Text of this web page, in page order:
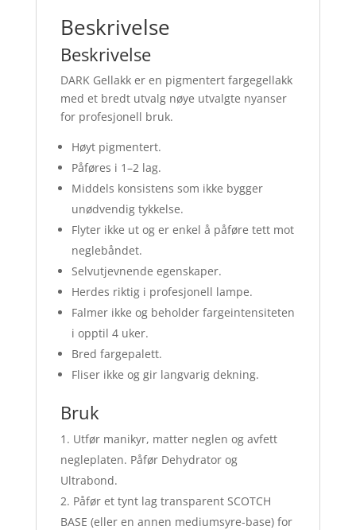
Beskrivelse
Beskrivelse
DARK Gellakk er en pigmentert fargegellakk
med et bredt utvalg nøye utvalgte nyanser
for profesjonell bruk.
Høyt pigmentert.
Påføres i 1–2 lag.
Middels konsistens som ikke bygger
unødvendig tykkelse.
Flyter ikke ut og er enkel å påføre tett mot
neglebåndet.
Selvutjevnende egenskaper.
Herdes riktig i profesjonell lampe.
Falmer ikke og beholder fargeintensiteten
i opptil 4 uker.
Bred fargepalett.
Fliser ikke og gir langvarig dekning.
Bruk
Utfør manikyr, matter neglen og avfett
negleplaten. Påfør Dehydrator og
Ultrabond.
Påfør et tynt lag transparent SCOTCH
BASE (eller en annen mediumsyre-base) for